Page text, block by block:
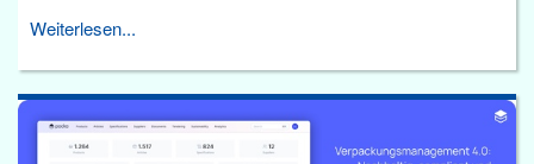
Weiterlesen...